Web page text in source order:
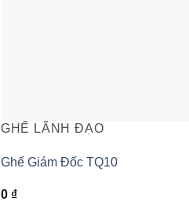
+
GHẾ LÃNH ĐẠO
Ghế Giám Đốc TQ10
0 ₫